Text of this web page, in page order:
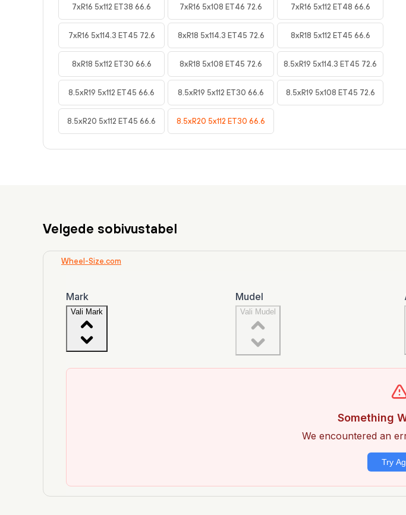
7xR16 5x112 ET38 66.6 7xR16 5x108 ET46 72.6 7xR16 5x112 ET48 66.6
7xR16 5x114.3 ET45 72.6 8xR18 5x114.3 ET45 72.6 8xR18 5x112 ET45 66.6
8xR18 5x112 ET30 66.6 8xR18 5x108 ET45 72.6 8.5xR19 5x114.3 ET45 72.6
8.5xR19 5x112 ET45 66.6 8.5xR19 5x112 ET30 66.6 8.5xR19 5x108 ET45 72.6
8.5xR20 5x112 ET45 66.6 8.5xR20 5x112 ET30 66.6
Velgede sobivustabel
Wheel-Size.com